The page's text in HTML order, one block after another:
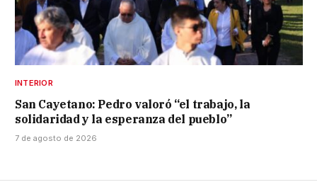
INTERIOR
San Cayetano: Pedro valoró “el trabajo, la
solidaridad y la esperanza del pueblo”
7 de agosto de 2026